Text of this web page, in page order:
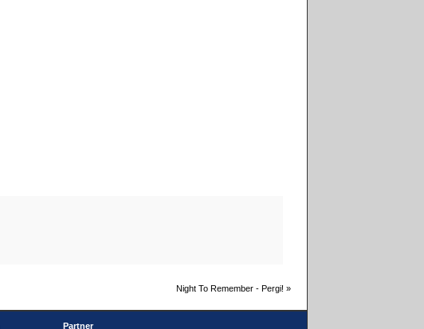
Night To Remember - Pergi! »
Partner